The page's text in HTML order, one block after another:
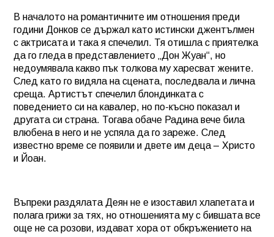
В началото на романтичните им отношения преди
години Донков се държал като истински джентълмен
с актрисата и така я спечелил. Тя отишла с приятелка
да го гледа в представлението „Дон Жуан“, но
недоумявала какво пък толкова му харесват жените.
След като го видяла на сцената, последвала и лична
среща. Артистът спечелил блондинката с
поведението си на кавалер, но по-късно показал и
другата си страна. Тогава обаче Радина вече била
влюбена в него и не успяла да го зареже. След
известно време се появили и двете им деца – Христо
и Йоан.
Въпреки раздялата Деян не е изоставил хлапетата и
полага грижи за тях, но отношенията му с бившата все
още не са розови, издават хора от обкръжението на